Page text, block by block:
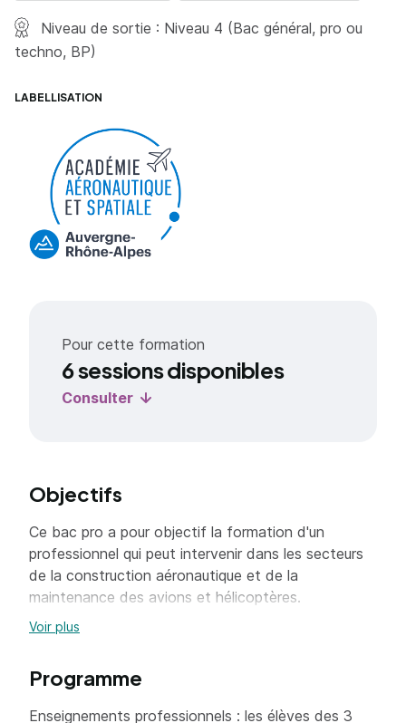
Niveau de sortie : Niveau 4 (Bac général, pro ou
techno, BP)
LABELLISATION
Pour cette formation
6 sessions disponibles
Consulter
Objectifs
Ce bac pro a pour objectif la formation d'un
professionnel qui peut intervenir dans les secteurs
de la construction aéronautique et de la
maintenance des avions et hélicoptères.
Le titulaire du bac pro aéronautique intervient dans
les secteurs de la construction ou de la
appris, à préparer, réaliser des opérations
techniques et en assurer la traçabilité, dans le
Voir plus
Programme
Enseignements professionnels : les élèves des 3